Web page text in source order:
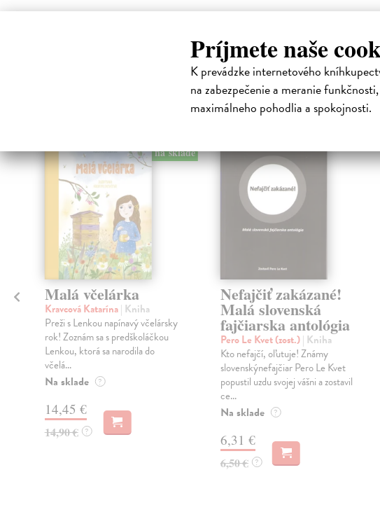
Príjmete naše
K prevádzke internetového
na zabezpečenie a meranie
maximálneho pohodlia a spokojnosti.
Čitatelia
na sklade
Malá včelárka
Kravcová Katarína| Kniha
Preži s Lenkou napínavý včelársky
rok! Zoznám sa s predškoláčkou
Lenkou, ktorá sa narodila do
včelá...
Na sklade ?
14,45 €
14,90 € ?
Nefajčiť zakázané!
Malá slovenská
fajčiarska antológia
Pero Le Kvet (zost.)| Kniha
Kto nefajčí, oľutuje! Známy
slovenskýnefajčiar Pero Le Kvet
popustil uzdu svojej vášni a zostavil
ce...
Na sklade ?
6,31 €
6,50 € ?